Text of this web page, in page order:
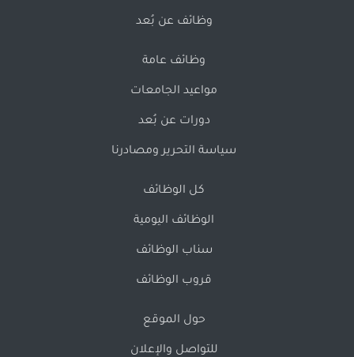
وظائف عن بُعد
وظائف عامة
مواعيد الجامعات
دورات عن بُعد
سياسة التحرير ومصادرنا
كل الوظائف
الوظائف اليومية
سناب الوظائف
قروب الوظائف
حول الموقع
للتواصل والإعلان